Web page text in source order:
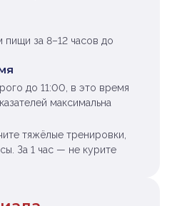
пищи за 8–12 часов до
до 11:00, в это время
максимальна
тяжёлые тренировки,
За 1 час — не курите